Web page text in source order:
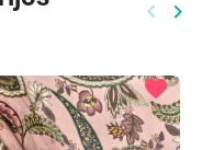
keyboard_arrow_left keyboard_arrow_right
favorite